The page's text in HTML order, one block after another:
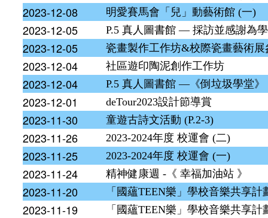
2023-12-08 明愛賽馬會「兒」動藝術館 (一)
2023-12-05 P.5 真人圖書館 — 採訪並感謝為
2023-12-05 瓷畫製作工作坊&校際瓷畫藝術展
2023-12-04 社區遊印陶泥創作工作坊
2023-12-04 P.5 真人圖書館 —《倒垃圾學堂》
2023-12-01 deTour2023設計節導賞
2023-11-30 童遊古詩文活動 (P.2-3)
2023-11-26 2023-2024年度 校運會 (二)
2023-11-25 2023-2024年度 校運會 (一)
2023-11-24 精神健康週 -《 幸福加油站 》
2023-11-20 「國蘊TEEN樂」學校音樂共享
2023-11-19 「國蘊TEEN樂」學校音樂共享